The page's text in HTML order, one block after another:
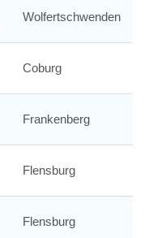
Wolfertschwenden
Coburg
Frankenberg
Flensburg
Flensburg